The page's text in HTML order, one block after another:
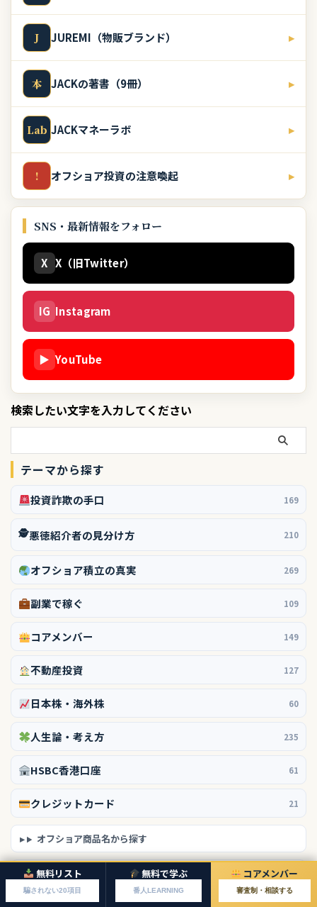
J JUREMI（物販ブランド） ▸
本 JACKの著書（9冊） ▸
Lab JACKマネーラボ ▸
! オフショア投資の注意喚起 ▸
SNS・最新情報をフォロー
X X（旧Twitter）
IG Instagram
▶ YouTube
検索したい文字を入力してください
テーマから探す
投資詐欺の手口 169
🕵️悪徳紹介者の見分け方 210
オフショア積立の真実 269
副業で稼ぐ 109
コアメンバー 149
不動産投資 127
日本株・海外株 60
人生論・考え方 235
HSBC香港口座 61
クレジットカード 21
オフショア商品名から探す
その他のカテゴリー
無料リスト
騙されない20項目
無料で学ぶ
番人LEARNING
コアメンバー
審査制・相談する